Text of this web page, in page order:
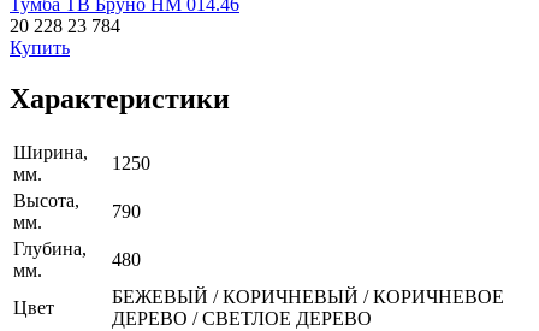
20 228 23 784
Купить
Характеристики
Ширина,
мм.
1250
Высота,
мм.
790
Глубина,
мм.
480
Цвет
БЕЖЕВЫЙ / КОРИЧНЕВЫЙ / КОРИЧНЕВОЕ
ДЕРЕВО / СВЕТЛОЕ ДЕРЕВО